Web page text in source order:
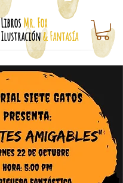
LibrosMr. Fox
Ilustración& Fantasía